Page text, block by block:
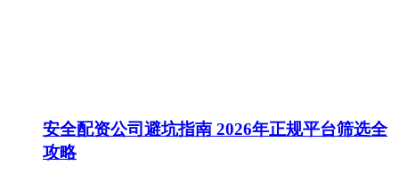
安全配资公司避坑指南 2026年正规平台筛选全
攻略